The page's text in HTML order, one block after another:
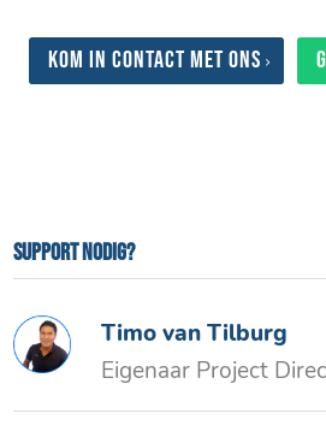
Kom in contact met ons
Support nodig?
Timo van Tilburg
Eigenaar Project